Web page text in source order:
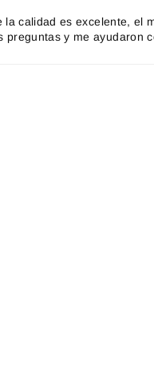
calidad es excelente, el
preguntas y me ayudaron